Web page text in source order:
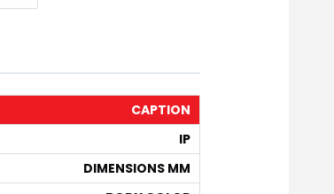
CAPTION
IP
DIMENSIONS MM